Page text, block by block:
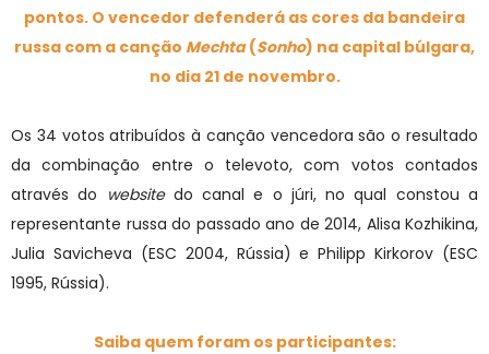
pontos. O vencedor defenderá as cores da bandeira
russa com a canção Mechta(Sonho) na capital búlgara,
no dia 21 de novembro.
Os 34 votos atribuídos à canção vencedora são o resultado
da combinação entre o televoto, com votos contados
através do websitedo canal e o júri, no qual constou a
representante russa do passado ano de 2014, Alisa Kozhikina,
Julia Savicheva (ESC 2004, Rússia) e Philipp Kirkorov (ESC
1995, Rússia).
Saiba quem foram os participantes: